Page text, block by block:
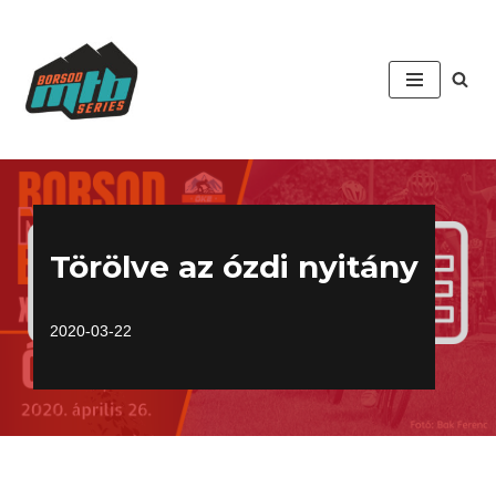
Skip
to
content
Törölve az ózdi nyitány
2020-03-22